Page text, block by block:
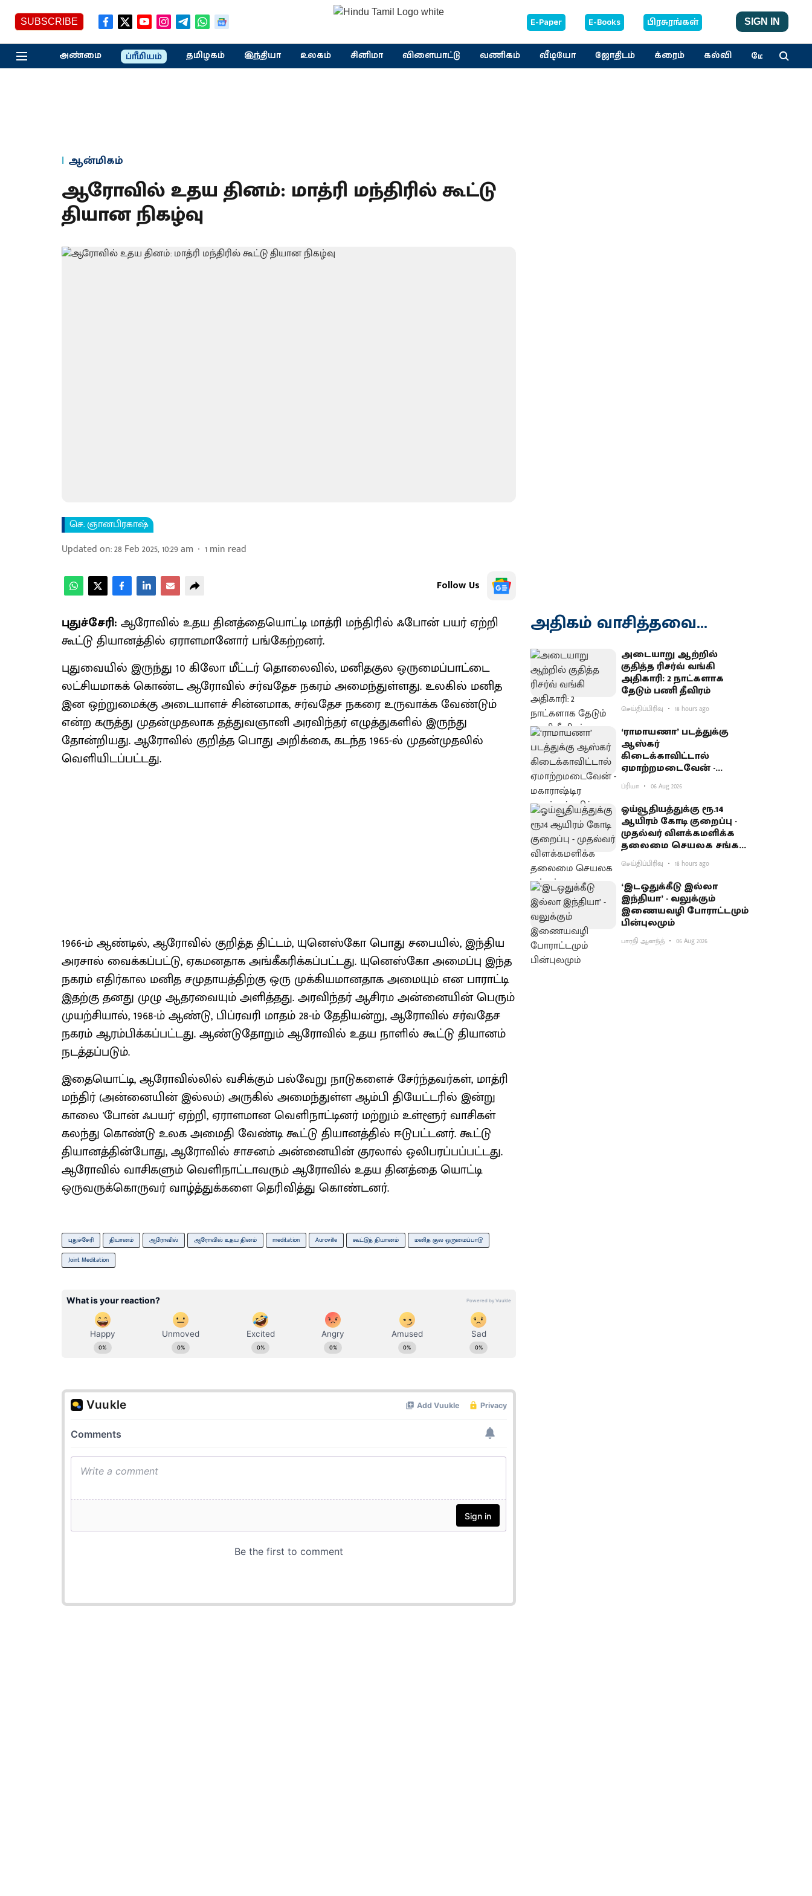
SUBSCRIBE E-Paper E-Books பிரசுரங்கள் SIGN IN
அண்மை ப்ரீமியம் தமிழகம் இந்தியா உலகம் சினிமா விளையாட்டு வணிகம் வீடியோ ஜோதிடம் க்ரைம் கல்வி மேலும்
ஆன்மிகம்
ஆரோவில் உதய தினம்: மாத்ரி மந்திரில் கூட்டு
தியான நிகழ்வு
செ. ஞானபிரகாஷ்
Updated on:28 Feb 2025, 10:29 am 1min read
Follow Us
புதுச்சேரி: ஆரோவில் உதய தினத்தையொட்டி மாத்ரி மந்திரில் ஃபோன் பயர் ஏற்றி
கூட்டு தியானத்தில் ஏராளமானோர் பங்கேற்றனர்.
புதுவையில் இருந்து 10 கிலோ மீட்டர் தொலைவில், மனிதகுல ஒருமைப்பாட்டை
லட்சியமாகக் கொண்ட ஆரோவில் சர்வதேச நகரம் அமைந்துள்ளது. உலகில் மனித
இன ஒற்றுமைக்கு அடையாளச் சின்னமாக, சர்வதேச நகரை உருவாக்க வேண்டும்
என்ற கருத்து முதன்முதலாக தத்துவஞானி அரவிந்தர் எழுத்துகளில் இருந்து
தோன்றியது. ஆரோவில் குறித்த பொது அறிக்கை, கடந்த 1965-ல் முதன்முதலில்
வெளியிடப்பட்டது.
1966-ம் ஆண்டில், ஆரோவில் குறித்த திட்டம், யுனெஸ்கோ பொது சபையில், இந்திய
அரசால் வைக்கப்பட்டு, ஏகமனதாக அங்கீகரிக்கப்பட்டது. யுனெஸ்கோ அமைப்பு இந்த
நகரம் எதிர்கால மனித சமுதாயத்திற்கு ஒரு முக்கியமானதாக அமையும் என பாராட்டி
இதற்கு தனது முழு ஆதரவையும் அளித்தது. அரவிந்தர் ஆசிரம அன்னையின் பெரும்
முயற்சியால், 1968-ம் ஆண்டு, பிப்ரவரி மாதம் 28-ம் தேதியன்று, ஆரோவில் சர்வதேச
நகரம் ஆரம்பிக்கப்பட்டது. ஆண்டுதோறும் ஆரோவில் உதய நாளில் கூட்டு தியானம்
நடத்தப்படும்.
இதையொட்டி, ஆரோவில்லில் வசிக்கும் பல்வேறு நாடுகளைச் சேர்ந்தவர்கள், மாத்ரி
மந்திர் (அன்னையின் இல்லம்) அருகில் அமைந்துள்ள ஆம்பி தியேட்டரில் இன்று
காலை 'போன் ஃபயர்' ஏற்றி, ஏராளமான வெளிநாட்டினர் மற்றும் உள்ளூர் வாசிகள்
கலந்து கொண்டு உலக அமைதி வேண்டி கூட்டு தியானத்தில் ஈடுபட்டனர். கூட்டு
தியானத்தின்போது, ஆரோவில் சாசனம் அன்னையின் குரலால் ஒலிபரப்பப்பட்டது.
ஆரோவில் வாசிகளும் வெளிநாட்டாவரும் ஆரோவில் உதய தினத்தை யொட்டி
ஒருவருக்கொருவர் வாழ்த்துக்களை தெரிவித்து கொண்டனர்.
புதுச்சேரி தியானம் ஆரோவில் ஆரோவில் உதய தினம் meditation Auroville கூட்டுத் தியானம் மனித குல ஒருமைப்பாடு
Joint Meditation
அதிகம் வாசித்தவை...
அடையாறு ஆற்றில்
குதித்த ரிசர்வ் வங்கி
அதிகாரி: 2 நாட்களாக
தேடும் பணி தீவிரம்
செய்திப்பிரிவு 18 hours ago
‘ராமாயணா’ படத்துக்கு
ஆஸ்கர்
கிடைக்காவிட்டால்
ஏமாற்றமடைவேன் -
மகாராஷ்டிர முதல்வர்
பகிர்வு
ப்ரியா 06 Aug 2026
ஓய்வூதியத்துக்கு ரூ.14
ஆயிரம் கோடி குறைப்பு -
முதல்வர் விளக்கமளிக்க
தலைமை செயலக சங்கம்
வலியுறுத்தல்
செய்திப்பிரிவு 18 hours ago
‘இடஒதுக்கீடு இல்லா
இந்தியா’ - வலுக்கும்
இணையவழி போராட்டமும்
பின்புலமும்
பாரதி ஆனந்த் 06 Aug 2026